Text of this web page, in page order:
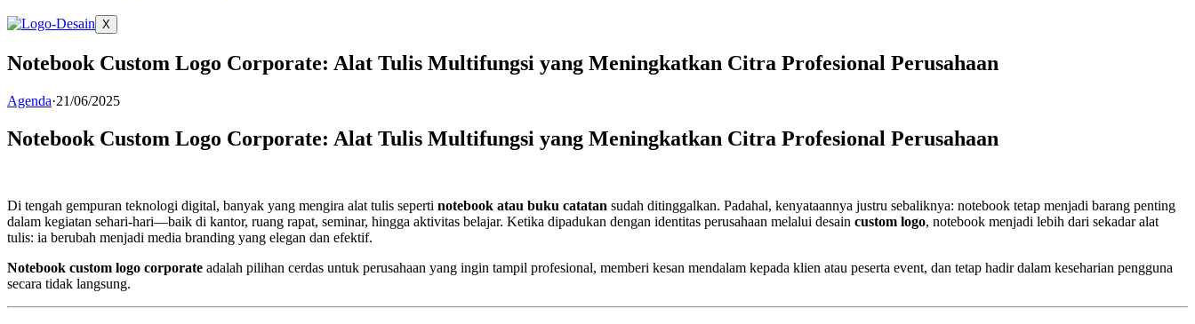
X
Notebook Custom Logo Corporate: Alat Tulis Multifungsi yang Meningkatkan Citra Profesional Perusahaan
Agenda·21/06/2025
Notebook Custom Logo Corporate: Alat Tulis Multifungsi yang Meningkatkan Citra Profesional Perusahaan
Di tengah gempuran teknologi digital, banyak yang mengira alat tulis seperti notebook atau buku catatan sudah ditinggalkan. Padahal, kenyataannya justru sebaliknya: notebook tetap menjadi barang penting
dalam kegiatan sehari-hari—baik di kantor, ruang rapat, seminar, hingga aktivitas belajar. Ketika dipadukan dengan identitas perusahaan melalui desain custom logo, notebook menjadi lebih dari sekadar alat
tulis: ia berubah menjadi media branding yang elegan dan efektif.
Notebook custom logo corporate adalah pilihan cerdas untuk perusahaan yang ingin tampil profesional, memberi kesan mendalam kepada klien atau peserta event, dan tetap hadir dalam keseharian pengguna
secara tidak langsung.